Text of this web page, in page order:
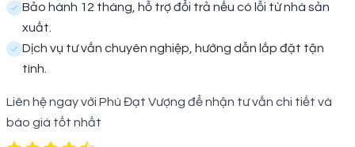
Bảo hành 12 tháng, hỗ trợ đổi trả nếu có lỗi từ nhà sản
xuất.
Dịch vụ tư vấn chuyên nghiệp, hướng dẫn lắp đặt tận
tình.
Liên hệ ngay với Phú Đạt Vượng để nhận tư vấn chi tiết và
báo giá tốt nhất